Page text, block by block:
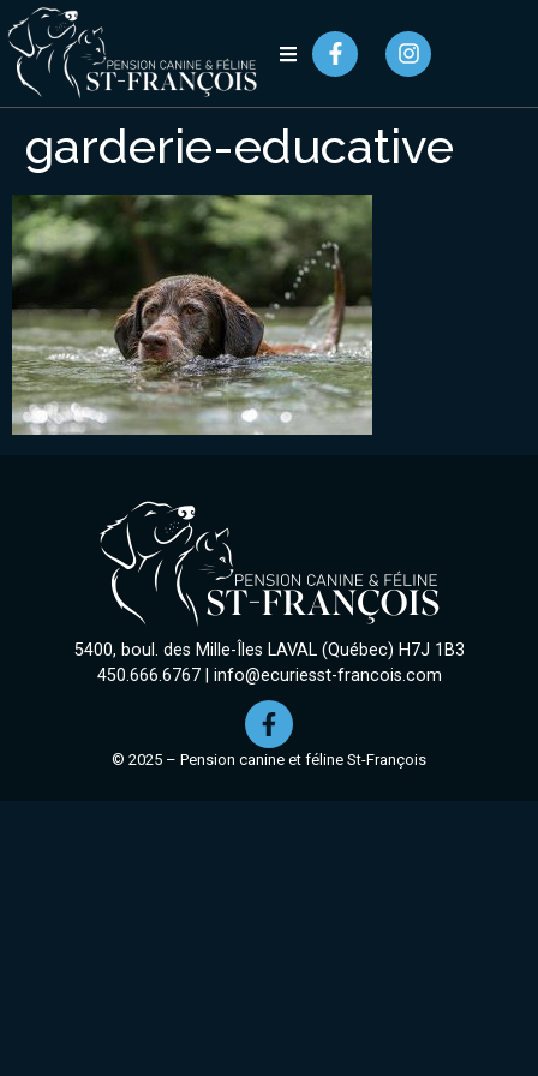
garderie-educative
5400, boul. des Mille-Îles LAVAL (Québec) H7J 1B3
450.666.6767| info@ecuriesst-francois.com
© 2025 – Pension canine et féline St-François